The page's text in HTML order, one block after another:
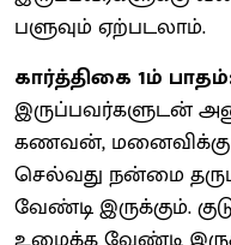
பளுவும் ஏற்படலாம்.
கார்த்திகை 1ம்
இருப்பவர்களுடன்
கணவன், மனைவிக்கு
செல்வது நன்மை
வேண்டி இருக்கும்.